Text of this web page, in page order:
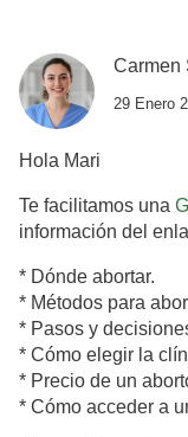
Carmen
29 Enero
Hola Mari
Te facilitamos una
información del
* Dónde abortar.
* Métodos para
* Pasos y
* Cómo elegir la
* Precio de un
* Cómo acceder a